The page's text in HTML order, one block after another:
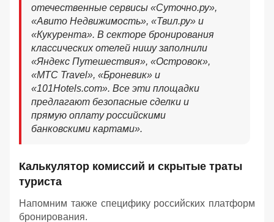
отечественные сервисы «Суточно.ру»,
«Авито Недвижимость», «Твил.ру» и
«Кукурента». В секторе бронирования
классических отелей нишу заполнили
«Яндекс Путешествия», «Островок»,
«МТС Travel», «Броневик» и
«101Hotels.com». Все эти площадки
предлагают безопасные сделки и
прямую оплату российскими
банковскими картами».
Калькулятор комиссий и скрытые траты
туриста
Напомним также специфику российских платформ
бронирования.